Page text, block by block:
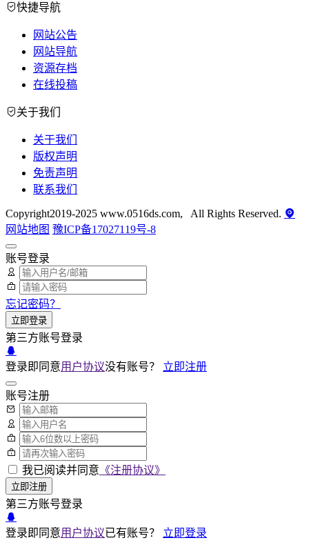
快捷导航
网站公告
网站导航
资源存档
在线投稿
关于我们
关于我们
版权声明
免责声明
联系我们
Copyright2019-2025 www.0516ds.com, All Rights Reserved.
网站地图 豫ICP备17027119号-8
账号登录
忘记密码？
立即登录
第三方账号登录
登录即同意用户协议没有账号？ 立即注册
账号注册
我已阅读并同意 《注册协议》
立即注册
第三方账号登录
登录即同意用户协议已有账号？ 立即登录